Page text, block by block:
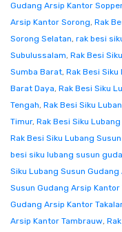
Gudang Arsip Kantor
Arsip Kantor Sorong, Rak
Sorong Selatan, rak besi
Subulussalam, Rak Besi
Sumba Barat, Rak Besi
Barat Daya, Rak Besi Siku
Tengah, Rak Besi Siku
Timur, Rak Besi Siku
Rak Besi Siku Lubang
besi siku lubang susun
Siku Lubang Susun
Susun Gudang Arsip Kantor
Gudang Arsip Kantor Takalar
Arsip Kantor Tambrauw,